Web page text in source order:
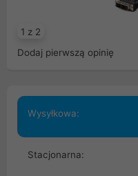
1 z 2
Dodaj pierwszą opinię
Wysyłkowa:
Stacjonarna: